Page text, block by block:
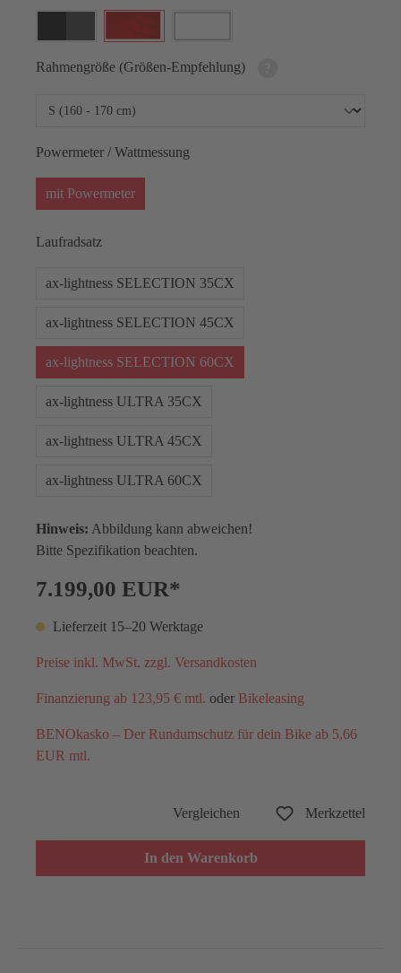
Rahmengröße (Größen-Empfehlung)
Powermeter / Wattmessung
mit Powermeter
Laufradsatz
ax-lightness SELECTION 35CX
ax-lightness SELECTION 45CX
ax-lightness SELECTION 60CX
ax-lightness ULTRA 35CX
ax-lightness ULTRA 45CX
ax-lightness ULTRA 60CX
Hinweis: Abbildung kann abweichen!
Bitte Spezifikation beachten.
7.199,00 EUR*
Lieferzeit 15–20 Werktage
Preise inkl. MwSt. zzgl. Versandkosten
Finanzierung ab 123,95 € mtl. oder Bikeleasing
BENOkasko – Der Rundumschutz für dein Bike ab 5,66
EUR mtl.
Vergleichen Merkzettel
In den Warenkorb